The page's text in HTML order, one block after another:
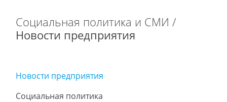
Социальная политика и СМИ /
Новости предприятия
Новости предприятия
Социальная политика